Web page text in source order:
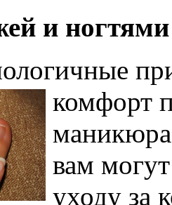
и
комфорт
вам
уходу за